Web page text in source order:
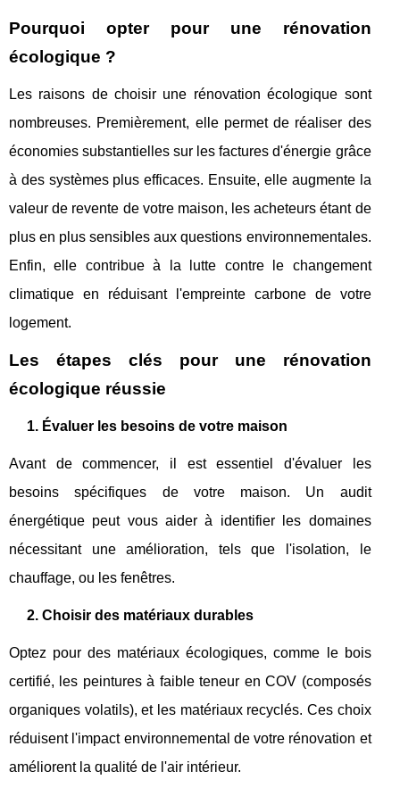
Pourquoi opter pour une rénovation
écologique ?
Les raisons de choisir une rénovation écologique sont
nombreuses. Premièrement, elle permet de réaliser des
économies substantielles sur les factures d'énergie grâce
à des systèmes plus efficaces. Ensuite, elle augmente la
valeur de revente de votre maison, les acheteurs étant de
plus en plus sensibles aux questions environnementales.
Enfin, elle contribue à la lutte contre le changement
climatique en réduisant l'empreinte carbone de votre
logement.
Les étapes clés pour une rénovation
écologique réussie
1. Évaluer les besoins de votre maison
Avant de commencer, il est essentiel d'évaluer les
besoins spécifiques de votre maison. Un audit
énergétique peut vous aider à identifier les domaines
nécessitant une amélioration, tels que l'isolation, le
chauffage, ou les fenêtres.
2. Choisir des matériaux durables
Optez pour des matériaux écologiques, comme le bois
certifié, les peintures à faible teneur en COV (composés
organiques volatils), et les matériaux recyclés. Ces choix
réduisent l'impact environnemental de votre rénovation et
améliorent la qualité de l'air intérieur.